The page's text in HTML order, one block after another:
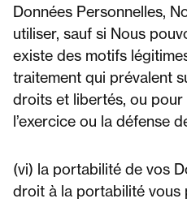
Données Personnelles,
utiliser, sauf si Nous
existe des motifs
traitement qui prévalent
droits et libertés, ou
l’exercice ou la défense
(vi) la portabilité de vos
droit à la portabilité vous